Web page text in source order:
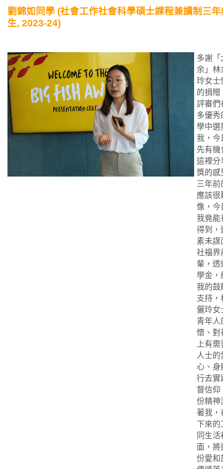
劉錦如同學 (社會工作社會科學碩士課程兼讀制三年
生, 2023-24)
多謝「
余」林
玲女士
的捐贈
評審們
多優秀
學中選
我，今
先有機
這裡分
獎的感
三年前
應該很
像，今
我竟能
得到，
素未謀
社福界
輩，透
學金，
我的鼓
支持，
儷玲女
青年人
懷、對
上有
人士的
心、身
行去實
督信仰
份精神
著我，
下來的
同生活
面，將
份愛和